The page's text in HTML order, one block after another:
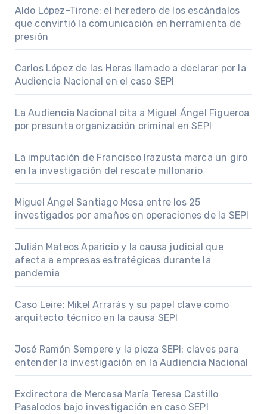
Aldo López-Tirone: el heredero de los escándalos
que convirtió la comunicación en herramienta de
presión
Carlos López de las Heras llamado a declarar por la
Audiencia Nacional en el caso SEPI
La Audiencia Nacional cita a Miguel Ángel Figueroa
por presunta organización criminal en SEPI
La imputación de Francisco Irazusta marca un giro
en la investigación del rescate millonario
Miguel Ángel Santiago Mesa entre los 25
investigados por amaños en operaciones de la SEPI
Julián Mateos Aparicio y la causa judicial que
afecta a empresas estratégicas durante la
pandemia
Caso Leire: Mikel Arrarás y su papel clave como
arquitecto técnico en la causa SEPI
José Ramón Sempere y la pieza SEPI: claves para
entender la investigación en la Audiencia Nacional
Exdirectora de Mercasa María Teresa Castillo
Pasalodos bajo investigación en caso SEPI